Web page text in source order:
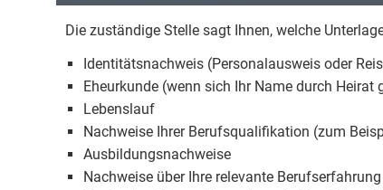
Die zuständige Stelle sagt Ihnen, welche
Identitätsnachweis (Personalausweis oder
Eheurkunde (wenn sich Ihr Name durch Heirat
Lebenslauf
Nachweise Ihrer Berufsqualifikation (zum
Ausbildungsnachweise
Nachweise über Ihre relevante